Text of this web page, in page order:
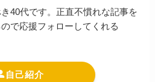
40代です。正直不慣れな記事を
で応援フォローしてくれる
自己紹介